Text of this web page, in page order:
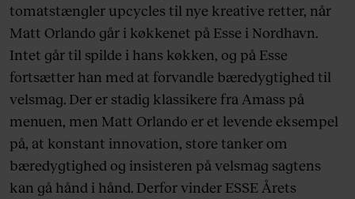
tomatstængler upcycles til nye kreative retter, når
Matt Orlando går i køkkenet på Esse i Nordhavn.
Intet går til spilde i hans køkken, og på Esse
fortsætter han med at forvandle bæredygtighed til
velsmag. Der er stadig klassikere fra Amass på
menuen, men Matt Orlando er et levende eksempel
på, at konstant innovation, store tanker om
bæredygtighed og insisteren på velsmag sagtens
kan gå hånd i hånd. Derfor vinder ESSE Årets